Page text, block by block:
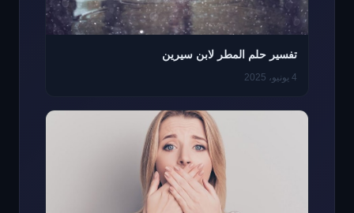
تفسير حلم المطر لابن سيرين
4 يونيو، 2025